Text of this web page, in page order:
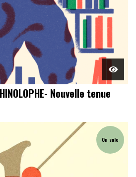
Nouvelle tenue
On sale